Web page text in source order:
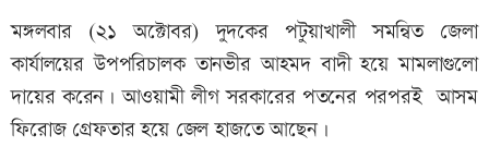
মঙ্গলবার (২১ অক্টোবর) দুদকের পটুয়াখালী সমন্বিত জেলা
কার্যালয়ের উপপরিচালক তানভীর আহমদ বাদী হয়ে মামলাগুলো
দায়ের করেন। আওয়ামী লীগ সরকা‌রের পত‌নের পরপরই আসম
ফিরোজ গ্রেফতার হ‌য়ে জেল হাজ‌তে আছেন।